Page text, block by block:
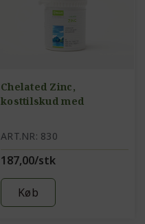
Chelated Zinc,
kosttilskud med
ART.NR: 830
187,00/stk
Køb